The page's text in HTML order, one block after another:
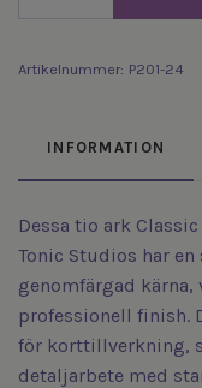
Artikelnummer: P201-24
INFORMATION
Dessa tio ark
Tonic Studios har
genomfärgad
professionell finish.
för korttillverkning,
detaljarbete med